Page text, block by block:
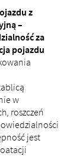
z
–
za
pojazdu
w
roszczeń
jest